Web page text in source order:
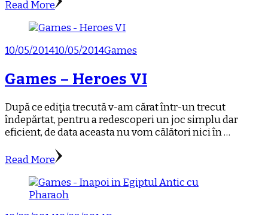
Read More
10/05/201410/05/2014Games
Games – Heroes VI
După ce ediţia trecută v-am cărat într-un trecut
îndepărtat, pentru a redescoperi un joc simplu dar
eficient, de data aceasta nu vom călători nici în …
Read More